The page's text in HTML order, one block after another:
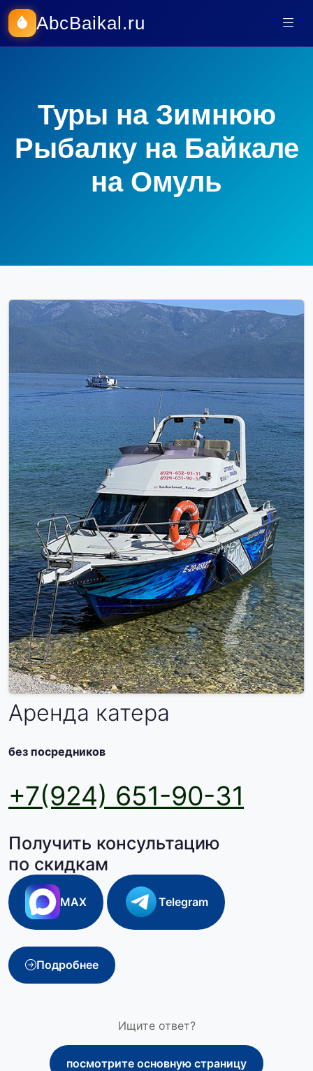
AbcBaikal.ru
Туры на Зимнюю
Рыбалку на Байкале
на Омуль
Аренда катера
без посредников
+7(924) 651-90-31
Получить консультацию
по скидкам
MAX Telegram
Подробнее
Ищите ответ?
посмотрите основную страницу